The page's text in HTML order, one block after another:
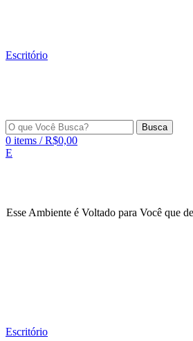
Escritório
Busca
0 items / R$0,00
E
Esse Ambiente é Voltado para Você que
Escritório